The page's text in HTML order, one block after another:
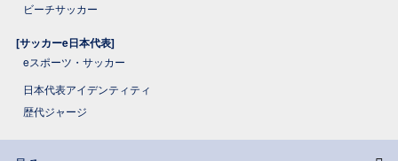
ビーチサッカー
[サッカーe日本代表]
eスポーツ・サッカー
日本代表アイデンティティ
歴代ジャージ